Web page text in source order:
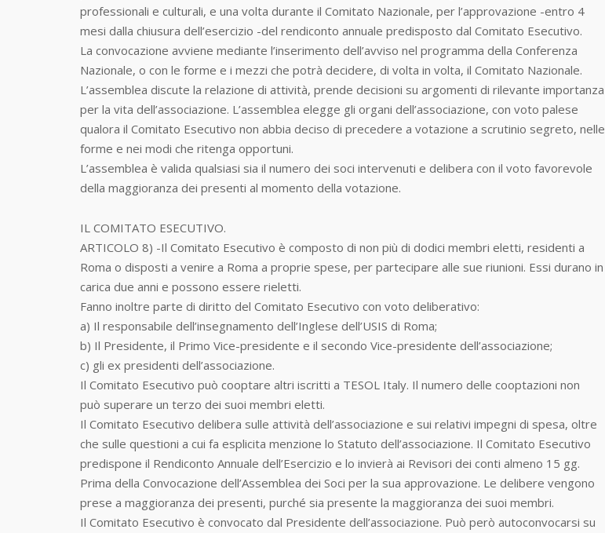
professionali e culturali, e una volta durante il Comitato Nazionale, per l’approvazione -entro 4
mesi dalla chiusura dell’esercizio -del rendiconto annuale predisposto dal Comitato Esecutivo.
La convocazione avviene mediante l’inserimento dell’avviso nel programma della Conferenza
Nazionale, o con le forme e i mezzi che potrà decidere, di volta in volta, il Comitato Nazionale.
L’assemblea discute la relazione di attività, prende decisioni su argomenti di rilevante importanza
per la vita dell’associazione. L’assemblea elegge gli organi dell’associazione, con voto palese
qualora il Comitato Esecutivo non abbia deciso di precedere a votazione a scrutinio segreto, nelle
forme e nei modi che ritenga opportuni.
L’assemblea è valida qualsiasi sia il numero dei soci intervenuti e delibera con il voto favorevole
della maggioranza dei presenti al momento della votazione.
IL COMITATO ESECUTIVO.
ARTICOLO 8) -Il Comitato Esecutivo è composto di non più di dodici membri eletti, residenti a
Roma o disposti a venire a Roma a proprie spese, per partecipare alle sue riunioni. Essi durano in
carica due anni e possono essere rieletti.
Fanno inoltre parte di diritto del Comitato Esecutivo con voto deliberativo:
a) Il responsabile dell’insegnamento dell’Inglese dell’USIS di Roma;
b) Il Presidente, il Primo Vice-presidente e il secondo Vice-presidente dell’associazione;
c) gli ex presidenti dell’associazione.
Il Comitato Esecutivo può cooptare altri iscritti a TESOL Italy. Il numero delle cooptazioni non
può superare un terzo dei suoi membri eletti.
Il Comitato Esecutivo delibera sulle attività dell’associazione e sui relativi impegni di spesa, oltre
che sulle questioni a cui fa esplicita menzione lo Statuto dell’associazione. Il Comitato Esecutivo
predispone il Rendiconto Annuale dell’Esercizio e lo invierà ai Revisori dei conti almeno 15 gg.
Prima della Convocazione dell’Assemblea dei Soci per la sua approvazione. Le delibere vengono
prese a maggioranza dei presenti, purché sia presente la maggioranza dei suoi membri.
Il Comitato Esecutivo è convocato dal Presidente dell’associazione. Può però autoconvocarsi su